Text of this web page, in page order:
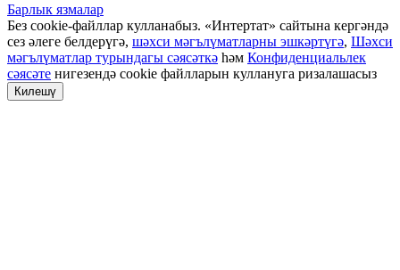
Барлык язмалар
Без cookie-файллар кулланабыз. «Интертат» сайтына кергәндә
сез әлеге белдерүгә, шәхси мәгълүматларны эшкәртүгә, Шәхси
мәгълүматлар турындагы сәясәткә һәм Конфиденциальлек
сәясәте нигезендә cookie файлларын куллануга ризалашасыз
Килешү